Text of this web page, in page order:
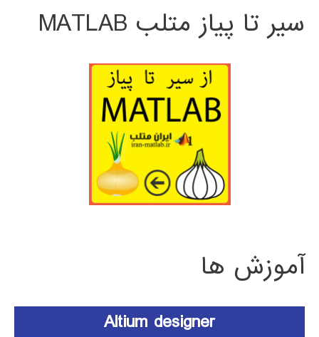
سیر تا پیاز متلب MATLAB
آموزش ها
Altium designer